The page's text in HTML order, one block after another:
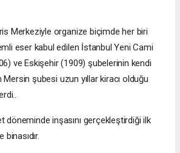
Merkeziyle organize biçimde her biri
eser kabul edilen İstanbul Yeni Cami
ve Eskişehir (1909) şubelerinin kendi
Mersin şubesi uzun yıllar kiracı olduğu
döneminde inşasını gerçekleştirdiği ilk
binasıdır.